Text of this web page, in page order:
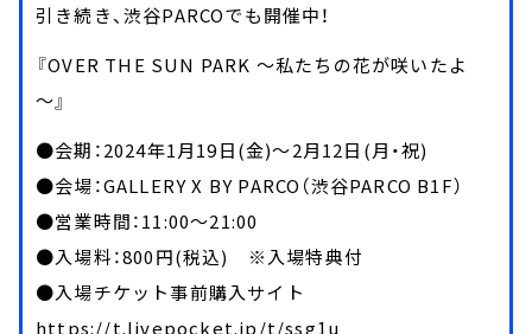
引き続き、渋谷PARCOでも開催中！
『OVER THE SUN PARK ～私たちの花が咲いたよ
～』
●会期：2024年1月19日(金)～2月12日(月・祝)
●会場：GALLERY X BY PARCO（渋谷PARCO B1F）
●営業時間：11:00～21:00
●入場料：800円(税込) ※入場特典付
●入場チケット事前購入サイト
https://t.livepocket.jp/t/ssg1u